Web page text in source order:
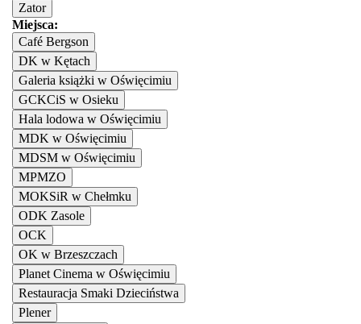
Zator
Miejsca:
Café Bergson
DK w Kętach
Galeria książki w Oświęcimiu
GCKCiS w Osieku
Hala lodowa w Oświęcimiu
MDK w Oświęcimiu
MDSM w Oświęcimiu
MPMZO
MOKSiR w Chełmku
ODK Zasole
OCK
OK w Brzeszczach
Planet Cinema w Oświęcimiu
Restauracja Smaki Dzieciństwa
Plener